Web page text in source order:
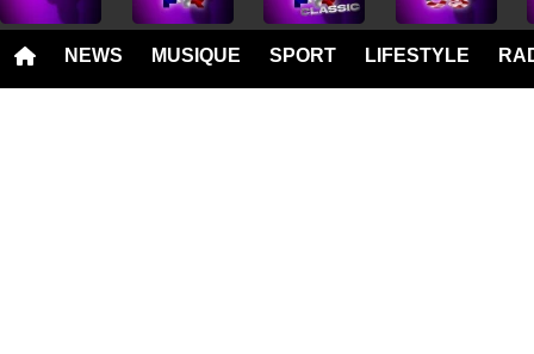
NEWS MUSIQUE SPORT LIFESTYLE